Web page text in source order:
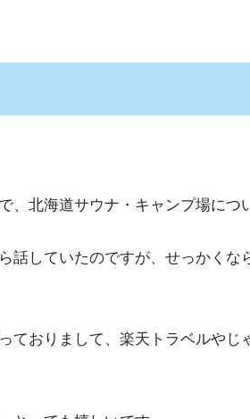
北海道サウナ・キャンプ場につ
していたのですが、せっかく
おりまして、楽天トラベルや